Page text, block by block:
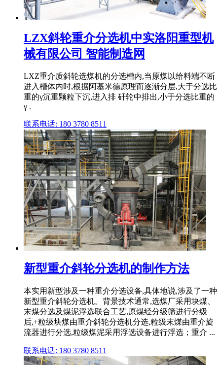
LZX斜轮重介分选机中实洛阳重型机
械有限公司 智能制造网
LXZ重介质斜轮选煤机的分选槽内,当原煤以给料端不断
进入槽体内时,根据阿基米德原理而逐渐分层,大于分选比
重的γ沉重颗粒下沉,进入排 矸轮中排出,小于分选比重的
γ .
联系电话: 180 3780 8511
新型重介斜轮分选机的制作方法
本实用新型涉及一种重介分选设备,具体地说,涉及了一种
新型重介斜轮分选机。背景技术通常,选煤厂采用块煤、
末煤分选及煤泥浮选联合工艺,原煤经分级筛进行分级
后,+粒级块煤由重介斜轮分选机分选,粒级末煤由重介旋
流器进行分选,粒级煤泥采用浮选设备进行浮选；重介 ...
联系电话: 180 3780 8511